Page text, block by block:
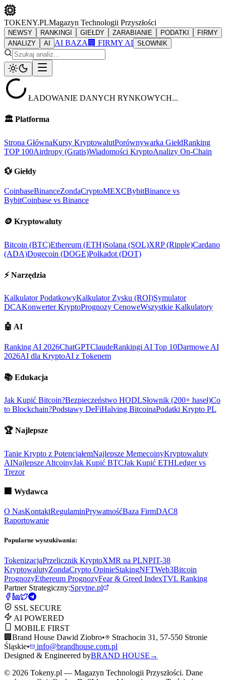
TOKENY.PLMagazyn Technologii Przyszłości
NEWSY RANKINGI GIEŁDY ZARABIANIE PODATKI
FIRMY
ANALIZY
AI AI BAZA 🏢 FIRMY AI SŁOWNIK
ŁADOWANIE DANYCH RYNKOWYCH...
🏛️ Platforma
Strona GłównaKursy KryptowalutPorównywarka GiełdRanking
TOP 100Airdropy (Gratis)Wiadomości KryptoAnalizy On-Chain
💱 Giełdy
CoinbaseBinanceZondaCryptoMEXCBybitBinance vs
BybitCoinbase vs Binance
🪙 Kryptowaluty
Bitcoin (BTC)Ethereum (ETH)Solana (SOL)XRP (Ripple)Cardano
(ADA)Dogecoin (DOGE)Polkadot (DOT)
⚡ Narzędzia
Kalkulator PodatkowyKalkulator Zysku (ROI)Symulator
DCAKonwerter KryptoPrognozy CenoweWszystkie Kalkulatory
🤖 AI
Ranking AI 2026ChatGPTClaudeRankingi AI Top 10Darmowe AI
2026AI dla KryptoAI z Tokenem
📚 Edukacja
Jak Kupić Bitcoin?Bezpieczeństwo HODLSłownik (200+ haseł)Co
to Blockchain?Podstawy DeFiHalving BitcoinaPodatki Krypto PL
🏆 Najlepsze
Tanie Krypto z PotencjałemNajlepsze MemecoinyKryptowaluty
AINajlepsze AltcoinyJak Kupić BTCJak Kupić ETHLedger vs
Trezor
🏢 Wydawca
O NasKontaktRegulaminPrywatnośćBaza FirmDAC8
Raportowanie
Popularne wyszukiwania:
TokenizacjaPrzelicznik KryptoXMR na PLNPIT-38
KryptowalutyZondaCrypto OpinieStakingNFTWeb3Bitcoin
PrognozyEthereum PrognozyFear & Greed IndexTVL Ranking
Partner Strategiczny:Sprytne.pl
SSL SECURE
AI POWERED
MOBILE FIRST
🏢 Brand House Dawid Ziobro•
Strachocin 31, 57-550 Stronie
Śląskie•
info@brandhouse.com.pl
Designed & Engineered byBRAND HOUSE →
© 2026 Tokeny.pl — Magazyn Technologii Przyszłości. Dane